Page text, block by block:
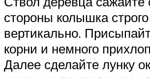
стороны колышка строго
вертикально.
корни и немного
Далее сделайте лунку